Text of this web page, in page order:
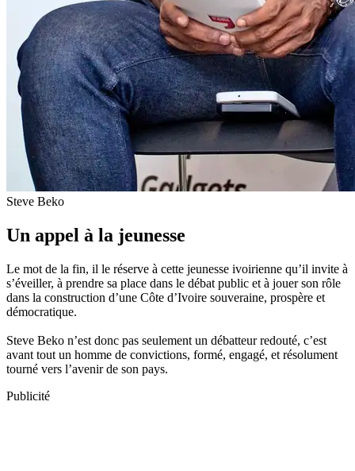
Steve Beko
Un appel à la jeunesse
Le mot de la fin, il le réserve à cette jeunesse ivoirienne qu’il invite à
s’éveiller, à prendre sa place dans le débat public et à jouer son rôle
dans la construction d’une Côte d’Ivoire souveraine, prospère et
démocratique.
Steve Beko n’est donc pas seulement un débatteur redouté, c’est
avant tout un homme de convictions, formé, engagé, et résolument
tourné vers l’avenir de son pays.
Publicité